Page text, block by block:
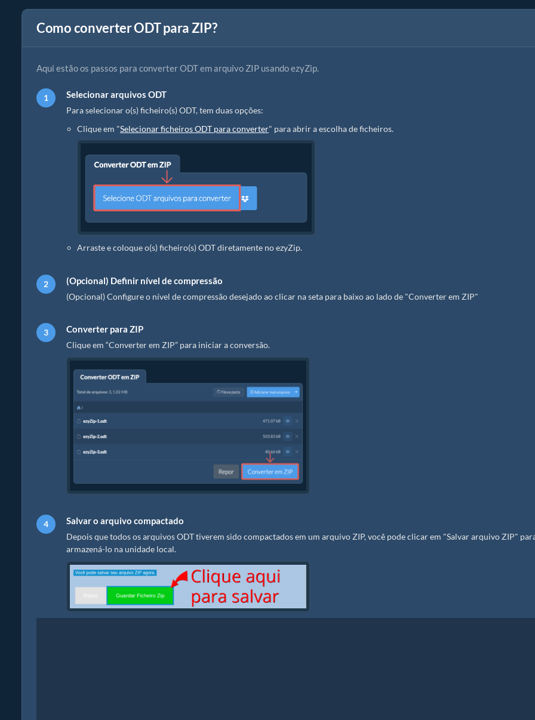
Como converter ODT para ZIP?
Aqui estão os passos para converter ODT em arquivo ZIP usando ezyZip.
Selecionar arquivos ODT
Para selecionar o(s) ficheiro(s) ODT, tem duas opções:
Clique em "Selecionar ficheiros ODT para converter" para abrir a escolha de ficheiros.
Arraste e coloque o(s) ficheiro(s) ODT diretamente no ezyZip.
(Opcional) Definir nível de compressão
(Opcional) Configure o nível de compressão desejado ao clicar na seta para baixo ao lado de "Converter em ZIP"
Converter para ZIP
Clique em “Converter em ZIP” para iniciar a conversão.
Salvar o arquivo compactado
Depois que todos os arquivos ODT tiverem sido compactados em um arquivo ZIP, você pode clicar em "Salvar arquivo ZIP"
armazená-lo na unidade local.